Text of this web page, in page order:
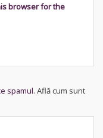
browser for the
spamul. Află cum sunt